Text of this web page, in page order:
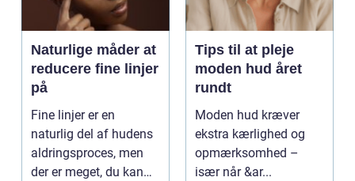
Naturlige måder at
reducere fine linjer
på
Fine linjer er en
naturlig del af hudens
aldringsproces, men
der er meget, du kan
Tips til at pleje
moden hud året
rundt
Moden hud kræver
ekstra kærlighed og
opmærksomhed –
især når &ar...